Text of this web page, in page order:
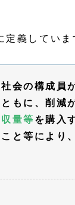
義していま
会の構成員
もに、削減
量等 を購入
と等により、